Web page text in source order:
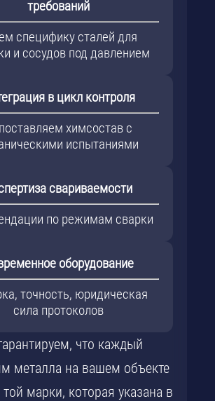
требований
специфику сталей для
и сосудов под давлением
в цикл контроля
химсостав с
испытаниями
свариваемости
по режимам сварки
оборудование
точность, юридическая
сила протоколов
что каждый
металла на вашем объекте
марки, которая указана в